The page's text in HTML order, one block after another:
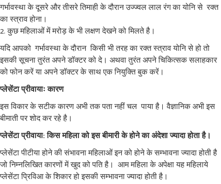
गर्भावस्था के दूसरे और तीसरे तिमाही के दौरान उज्ज्वल लाल रंग का योनि से रक्त
का स्त्राव होना।
कुछ महिलाओं में मरोड़ के भी लक्षण देखने को मिलते है।
यदि आपको गर्भावस्था के दौरान किसी भी तरह का रक्त स्त्राव योनि से हो तो
इसकी सूचना तुरंत अपने डॉक्टर को दे। अथवा तुरंत अपने चिकित्सक सलाहकार
को फोन करें या अपने डॉक्टर के साथ एक नियुक्ति बुक करें।
प्लेसेंटा प्रीवायाः कारण
इस विकार के सटीक कारण अभी तक पता नहीं चल पाया है। वैज्ञानिक अभी इस
बीमाती पर शोद कर रहे है।
प्लेसेंटा प्रीवाया: किस महिला को इस बीमारी के होने का अंदेशा ज्यादा होता है।
प्लेसेंटा पीटीया होने की संभावना महिलाओं इन को होने के सम्भावना ज्यादा होती है
जो निम्नलिखित कारणों में खुद को पति है। आम महिला के अपेक्षा यह महिलाये
प्लेसेंटा प्रिविआ के शिकार हो इसकी सम्भावना ज्यादा होती है।